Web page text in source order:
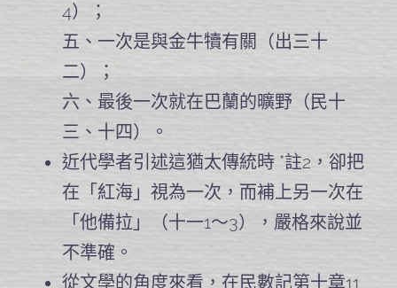
4）；
五、一次是與金牛犢有關（出三十
二）；
六、最後一次就在巴蘭的曠野（民十
三、十四）。
近代學者引述這猶太傳統時 *註2，卻把
在「紅海」視為一次，而補上另一次在
「他備拉」（十一1～3），嚴格來說並
不準確。
從文學的角度來看，在民數記第十章11